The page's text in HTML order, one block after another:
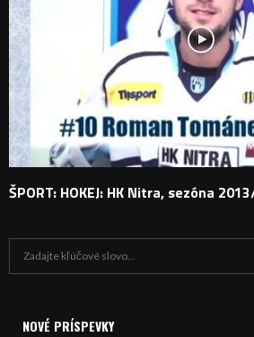
ŠPORT: HOKEJ: HK Nitra, sezóna
NOVÉ PRÍSPEVKY